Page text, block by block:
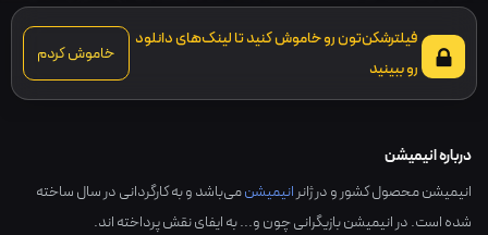
فیلترشکن‌تون رو خاموش کنید تا لینک‌های دانلود
رو ببینید
خاموش کردم
درباره انیمیشن
انیمیشن محصول کشور و در ژانرانیمیشنمی‌باشد و به کارگردانی در سال ساخته
شده است. در انیمیشن بازیگرانی چون و... به ایفای نقش پرداخته اند.